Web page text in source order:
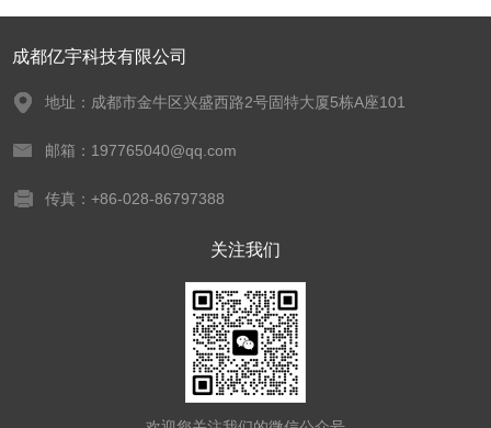
成都亿宇科技有限公司
地址：成都市金牛区兴盛西路2号固特大厦5栋A座101
邮箱：197765040@qq.com
传真：+86-028-86797388
关注我们